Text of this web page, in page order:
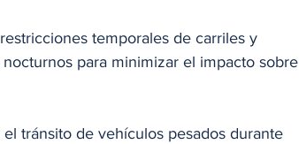
temporales de carriles y
para minimizar el impacto sobre
tránsito de vehículos pesados durante